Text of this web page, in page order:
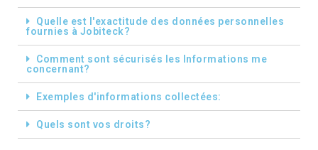
Quelle est l'exactitude des données personnelles
fournies à Jobiteck?
Comment sont sécurisés les Informations me
concernant?
Exemples d'informations collectées:
Quels sont vos droits?